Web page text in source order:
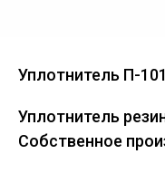
Уплотнитель П-101
Уплотнитель
Собственное